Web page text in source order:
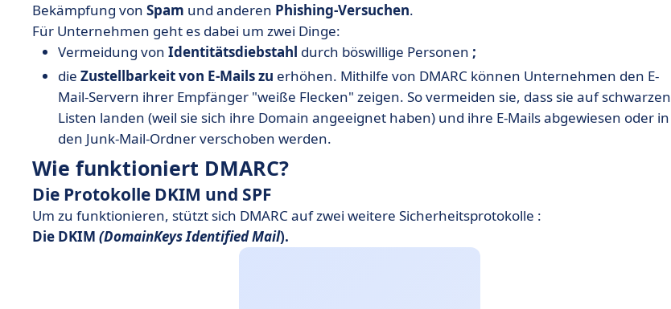
Bekämpfung von Spam und anderen Phishing-Versuchen.
Für Unternehmen geht es dabei um zwei Dinge:
Vermeidung von Identitätsdiebstahl durch böswillige Personen ;
die Zustellbarkeit von E-Mailszu erhöhen. Mithilfe von DMARC können Unternehmen den E-
Mail-Servern ihrer Empfänger "weiße Flecken" zeigen. So vermeiden sie, dass sie auf schwarzen
Listen landen (weil sie sich ihre Domain angeeignet haben) und ihre E-Mails abgewiesen oder in
den Junk-Mail-Ordner verschoben werden.
Wie funktioniert DMARC?
Die Protokolle DKIM und SPF
Um zu funktionieren, stützt sich DMARC auf zwei weitere Sicherheitsprotokolle :
Die DKIM (DomainKeysIdentifiedMail).